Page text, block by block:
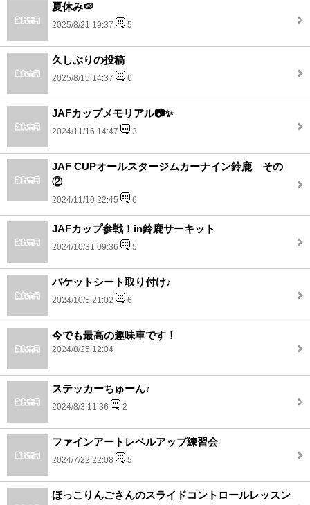
夏休み🍉
2025/8/21 19:37 5
久しぶりの投稿
2025/8/15 14:37 6
JAFカップメモリアル📷✨
2024/11/16 14:47 3
JAF CUPオールスタージムカーナイン鈴鹿 その
②
2024/11/10 22:45 6
JAFカップ参戦！in鈴鹿サーキット
2024/10/31 09:36 5
バケットシート取り付け♪
2024/10/5 21:02 6
今でも最高の趣味車です！
2024/8/25 12:04
ステッカーちゅーん♪
2024/8/3 11:36 2
ファインアートレベルアップ練習会
2024/7/22 22:08 5
ほっこりんごさんのスライドコントロールレッスン